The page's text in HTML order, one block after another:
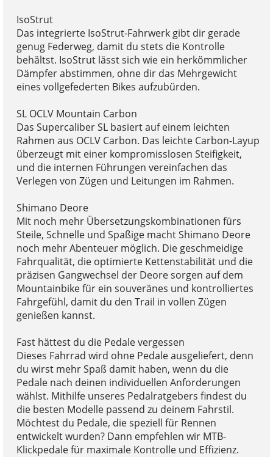
IsoStrut
Das integrierte IsoStrut-Fahrwerk gibt dir gerade
genug Federweg, damit du stets die Kontrolle
behältst. IsoStrut lässt sich wie ein herkömmlicher
Dämpfer abstimmen, ohne dir das Mehrgewicht
eines vollgefederten Bikes aufzubürden.
SL OCLV Mountain Carbon
Das Supercaliber SL basiert auf einem leichten
Rahmen aus OCLV Carbon. Das leichte Carbon-Layup
überzeugt mit einer kompromisslosen Steifigkeit,
und die internen Führungen vereinfachen das
Verlegen von Zügen und Leitungen im Rahmen.
Shimano Deore
Mit noch mehr Übersetzungskombinationen fürs
Steile, Schnelle und Spaßige macht Shimano Deore
noch mehr Abenteuer möglich. Die geschmeidige
Fahrqualität, die optimierte Kettenstabilität und die
präzisen Gangwechsel der Deore sorgen auf dem
Mountainbike für ein souveränes und kontrolliertes
Fahrgefühl, damit du den Trail in vollen Zügen
genießen kannst.
Fast hättest du die Pedale vergessen
Dieses Fahrrad wird ohne Pedale ausgeliefert, denn
du wirst mehr Spaß damit haben, wenn du die
Pedale nach deinen individuellen Anforderungen
wählst. Mithilfe unseres Pedalratgebers findest du
die besten Modelle passend zu deinem Fahrstil.
Möchtest du Pedale, die speziell für Rennen
entwickelt wurden? Dann empfehlen wir MTB-
Klickpedale für maximale Kontrolle und Effizienz.